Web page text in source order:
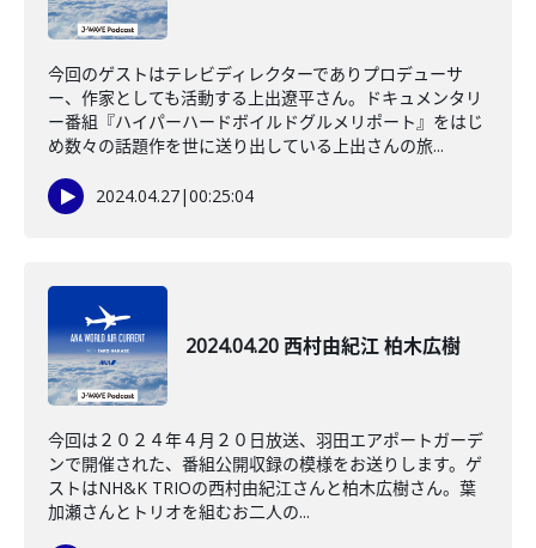
今回のゲストはテレビディレクターでありプロデューサ
ー、作家としても活動する上出遼平さん。ドキュメンタリ
ー番組『ハイパーハードボイルドグルメリポート』をはじ
め数々の話題作を世に送り出している上出さんの旅...
2024.04.27|00:25:04
2024.04.20 西村由紀江 柏木広樹
今回は２０２４年４月２０日放送、羽田エアポートガーデ
ンで開催された、番組公開収録の模様をお送りします。ゲ
ストはNH&K TRIOの西村由紀江さんと柏木広樹さん。葉
加瀬さんとトリオを組むお二人の...